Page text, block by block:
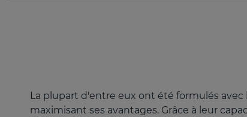
La plupart d'entre eux ont été formulés
maximisant ses avantages. Grâce à leur